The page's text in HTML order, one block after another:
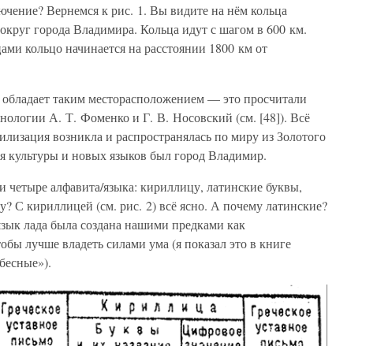
Вернемся к рис. 1. Вы видите на нём кольца
города Владимира. Кольца идут с шагом в 600 км.
кольцо начинается на расстоянии 1800 км от
таким месторасположением — это просчитали
А. Т. Фоменко и Г. В. Носовский (см. [48]). Всё
возникла и распространялась по миру из Золотого
культуры и новых языков был город Владимир.
алфавита/языка: кириллицу, латинские буквы,
С кириллицей (см. рис. 2) всё ясно. А почему латинские?
лада была создана нашими предками как
лучше владеть силами ума (я показал это в книге